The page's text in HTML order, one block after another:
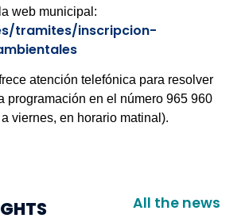
web municipal:
tramites/inscripcion-
atención telefónica para resolver
programación en el número 965 960
viernes, en horario matinal).
All the news